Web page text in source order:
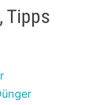
Tipps